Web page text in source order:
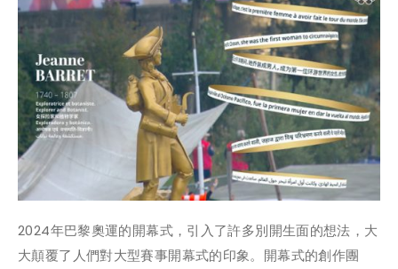
2024年巴黎奧運的開幕式，引入了許多別開生面的想法，大
大顛覆了人們對大型賽事開幕式的印象。開幕式的創作團